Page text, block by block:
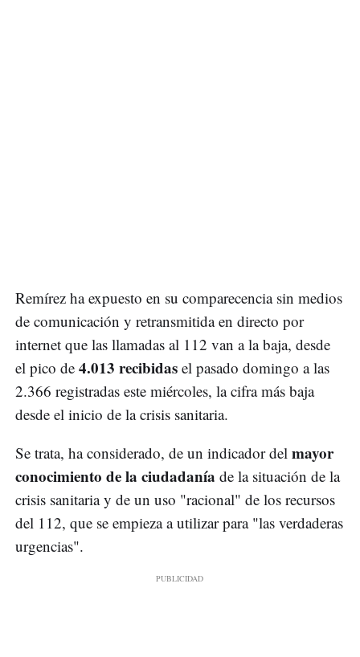
Remírez ha expuesto en su comparecencia sin medios
de comunicación y retransmitida en directo por
internet que las llamadas al 112 van a la baja, desde
el pico de 4.013 recibidas el pasado domingo a las
2.366 registradas este miércoles, la cifra más baja
desde el inicio de la crisis sanitaria.
Se trata, ha considerado, de un indicador del mayor
conocimiento de la ciudadanía de la situación de la
crisis sanitaria y de un uso "racional" de los recursos
del 112, que se empieza a utilizar para "las verdaderas
urgencias".